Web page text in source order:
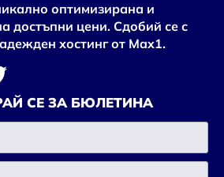
оптимизирана и
достъпни цени. Сдобий се с
хостинг от Max1.
СЕ ЗА БЮЛЕТИНА